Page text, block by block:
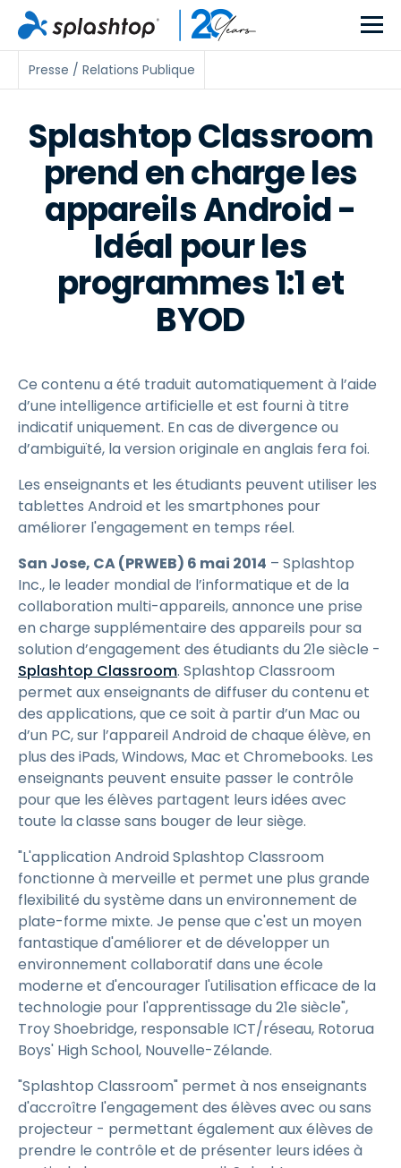
Presse / Relations Publique
Splashtop Classroom
prend en charge les
appareils Android -
Idéal pour les
programmes 1:1 et
BYOD
Ce contenu a été traduit automatiquement à l’aide
d’une intelligence artificielle et est fourni à titre
indicatif uniquement. En cas de divergence ou
d’ambiguïté, la version originale en anglais fera foi.
Les enseignants et les étudiants peuvent utiliser les
tablettes Android et les smartphones pour
améliorer l'engagement en temps réel.
San Jose, CA (PRWEB) 6 mai 2014 – Splashtop
Inc., le leader mondial de l’informatique et de la
collaboration multi-appareils, annonce une prise
en charge supplémentaire des appareils pour sa
solution d’engagement des étudiants du 21e siècle -
Splashtop Classroom. Splashtop Classroom
permet aux enseignants de diffuser du contenu et
des applications, que ce soit à partir d’un Mac ou
d’un PC, sur l’appareil Android de chaque élève, en
plus des iPads, Windows, Mac et Chromebooks. Les
enseignants peuvent ensuite passer le contrôle
pour que les élèves partagent leurs idées avec
toute la classe sans bouger de leur siège.
"L'application Android Splashtop Classroom
fonctionne à merveille et permet une plus grande
flexibilité du système dans un environnement de
plate-forme mixte. Je pense que c'est un moyen
fantastique d'améliorer et de développer un
environnement collaboratif dans une école
moderne et d'encourager l'utilisation efficace de la
technologie pour l'apprentissage du 21e siècle",
Troy Shoebridge, responsable ICT/réseau, Rotorua
Boys' High School, Nouvelle-Zélande.
"Splashtop Classroom" permet à nos enseignants
d'accroître l'engagement des élèves avec ou sans
projecteur - permettant également aux élèves de
prendre le contrôle et de présenter leurs idées à